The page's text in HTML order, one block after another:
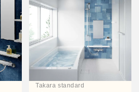
Takara standard